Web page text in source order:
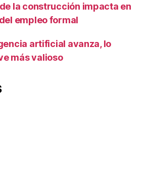
la construcción impacta en
empleo formal
artificial avanza, lo
más valioso